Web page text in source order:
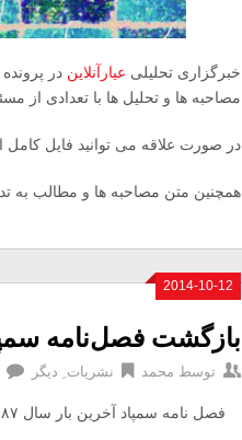
خبرگزاری تحلیلی عیارآنلاین در
مصاحبه ها و تحلیل ها با تعدادی از
در صورت علاقه می توانید فایل کامل
همچنین متن مصاحبه ها و مطالب به
2014-10-12
بازگشت فصل‌نامه سمپاد
توسط محمد نشریات ِ دیگر